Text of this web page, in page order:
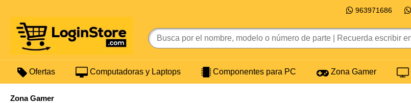
963971686
Ofertas Computadoras y Laptops Componentes para PC Zona Gamer
Zona Gamer